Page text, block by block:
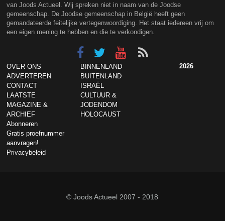
van Joods Actueel. Wij spreken niet in naam van de Joodse
gemeenschap. De Joodse gemeenschap in België heeft geen
gemandateerde feitelijke vertegenwoordiging. Het staat iedereen vrij om
een eigen mening te hebben en die te verkondigen.
OVER ONS
ADVERTEREN
CONTACT
LAATSTE
MAGAZINE &
ARCHIEF
Abonneren
Gratis proefnummer
aanvragen!
Privacybeleid
BINNENLAND
BUITENLAND
ISRAËL
CULTUUR &
JODENDOM
HOLOCAUST
2026
© Joods Actueel 2007 - 2018